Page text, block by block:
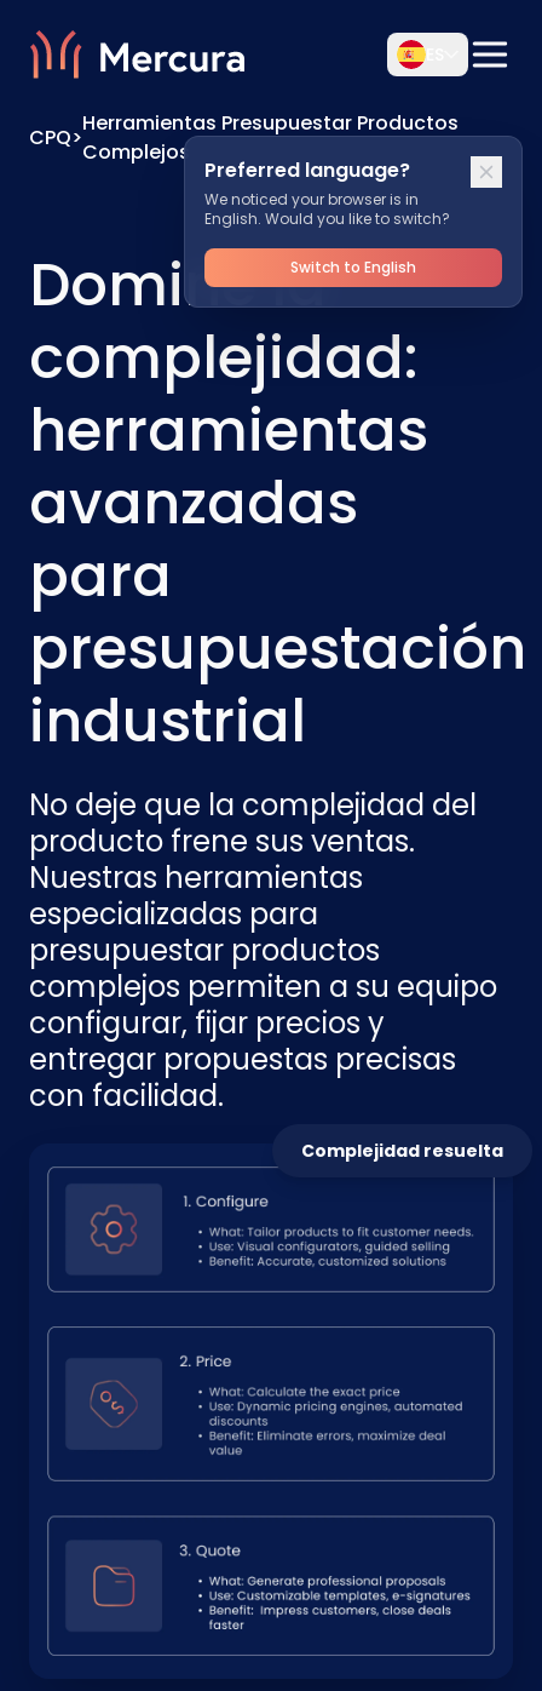
Preferred language?
We noticed your browser is in
English. Would you like to switch?
Switch to English
CPQ>
Herramientas Presupuestar Productos
Complejos
Domine la
complejidad:
herramientas
avanzadas
para
presupuestación
industrial
No deje que la complejidad del
producto frene sus ventas.
Nuestras herramientas
especializadas para
presupuestar productos
complejos permiten a su equipo
configurar, fijar precios y
entregar propuestas precisas
con facilidad.
Complejidad resuelta